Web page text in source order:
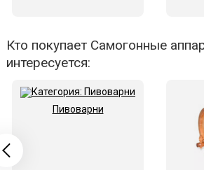
Кто покупает Самогонные
интересуется:
Пивоварни